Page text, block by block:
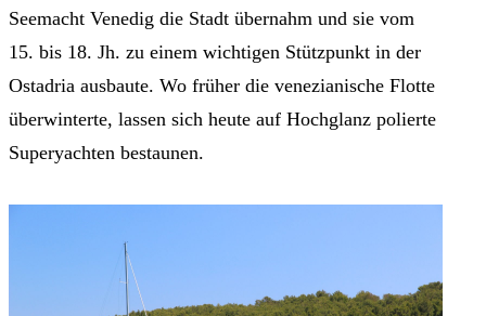
Seemacht Venedig die Stadt übernahm und sie vom
15. bis 18. Jh. zu einem wichtigen Stützpunkt in der
Ostadria ausbaute. Wo früher die venezianische Flotte
überwinterte, lassen sich heute auf Hochglanz polierte
Superyachten bestaunen.